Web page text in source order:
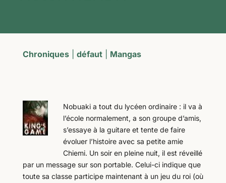
Chroniques| défaut| Mangas
Nobuaki a tout du lycéen ordinaire : il va à
l’école normalement, a son groupe d’amis,
s’essaye à la guitare et tente de faire
évoluer l’histoire avec sa petite amie
Chiemi. Un soir en pleine nuit, il est réveillé
par un message sur son portable. Celui-ci indique que
toute sa classe participe maintenant à un jeu du roi (où